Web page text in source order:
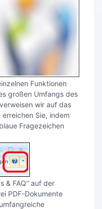
Funktionen
großen Umfangs des
wir auf das
Sie, indem
Fragezeichen
& FAQ“ auf der
PDF-Dokumente